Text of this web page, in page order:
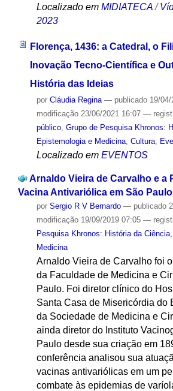
Localizado em MIDIATECA /
2023
Florença, 1436: a Catedral, o
Inovação Tecno-Científica e
História das Ideias
por Cláudia Regina — publicado19/04/
modificação23/06/2021 16:07 —
público, Grupo de Pesquisa Khronos:
Epistemologia e Medicina, Cultura,
Localizado em EVENTOS
Arnaldo Vieira de Carvalho e a
Vacina Antivariólica em São Paulo
por Sergio R V Bernardo — publicado
modificação19/09/2019 07:05 —
Pesquisa Khronos: História da
Medicina
Arnaldo Vieira de Carvalho foi
da Faculdade de Medicina e
Paulo. Foi diretor clínico do
Santa Casa de Misericórdia do
da Sociedade de Medicina e
ainda diretor do Instituto
Paulo desde sua criação em
conferência analisou sua
vacinas antivariólicas em um
combate às epidemias de